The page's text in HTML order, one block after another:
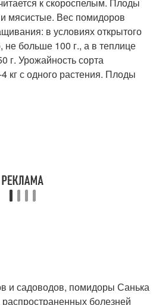
мясистые. Вес помидоров
в условиях открытого
не больше 100 г., а в теплице
г. Урожайность сорта
кг с одного растения. Плоды
и садоводов, помидоры Санька
болезней